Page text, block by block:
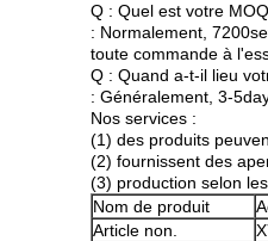
Q : Quel est votre
: Normalement,
toute commande à
Q : Quand a-t-il lieu
: Généralement, 3-
Nos services :
(1) des produits
(2) fournissent des
(3) production selon
Nom de produit
Article non.